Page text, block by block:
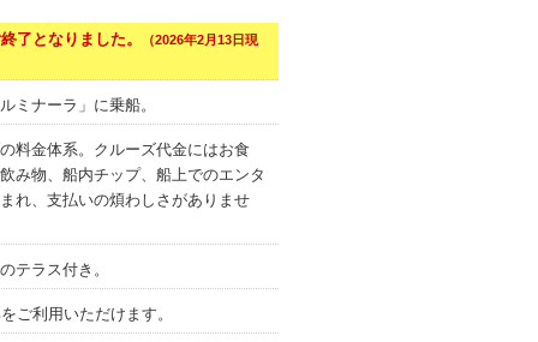
了となりました。 （2026年2月13日現
ミナーラ」に乗船。
料金体系。クルーズ代金にはお食
み物、船内チップ、船上でのエンタ
れ、支払いの煩わしさがありませ
テラス付き。
ご利用いただけます。